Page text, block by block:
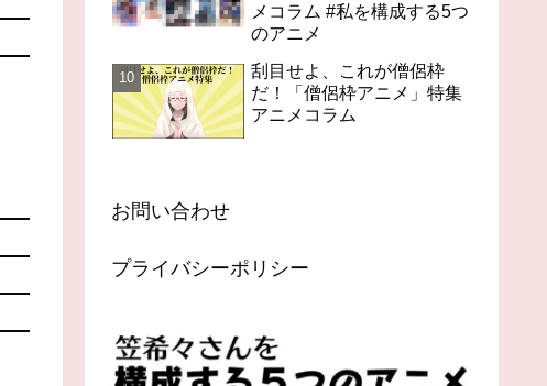
メコラム #私を構成する5つ
のアニメ
刮目せよ、これが僧侶枠
だ！「僧侶枠アニメ」特集
アニメコラム
お問い合わせ
プライバシーポリシー